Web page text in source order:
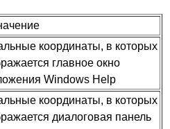
координаты, в которых
главное окно
Windows Help
координаты, в которых
диалоговая панель